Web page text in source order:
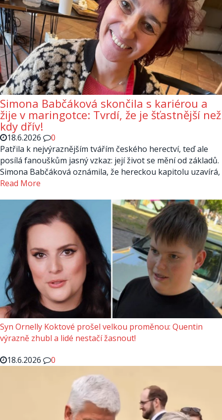
Simona Babčáková skončila s kariérou a
žije v maringotce: Tvrdí, že je šťastnější než
kdy dřív!
18.6.2026
0
Patřila k nejvýraznějším tvářím českého herectví, teď ale
posílá fanouškům jasný vzkaz: její život se mění od základů.
Simona Babčáková oznámila, že hereckou kapitolu uzavírá,
Read More
Syn Ornelly Koktové prošel velkou proměnou: Quentin
výrazně zhubl a lidé nestačí žasnout!
18.6.2026
0